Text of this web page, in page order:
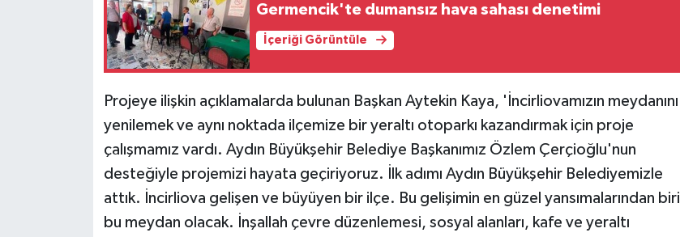
Germencik'te dumansız hava sahası denetimi
İçeriği Görüntüle
Projeye ilişkin açıklamalarda bulunan Başkan Aytekin Kaya, 'İncirliovamızın meydanını
yenilemek ve aynı noktada ilçemize bir yeraltı otoparkı kazandırmak için proje
çalışmamız vardı. Aydın Büyükşehir Belediye Başkanımız Özlem Çerçioğlu'nun
desteğiyle projemizi hayata geçiriyoruz. İlk adımı Aydın Büyükşehir Belediyemizle
attık. İncirliova gelişen ve büyüyen bir ilçe. Bu gelişimin en güzel yansımalarından biri
bu meydan olacak. İnşallah çevre düzenlemesi, sosyal alanları, kafe ve yeraltı